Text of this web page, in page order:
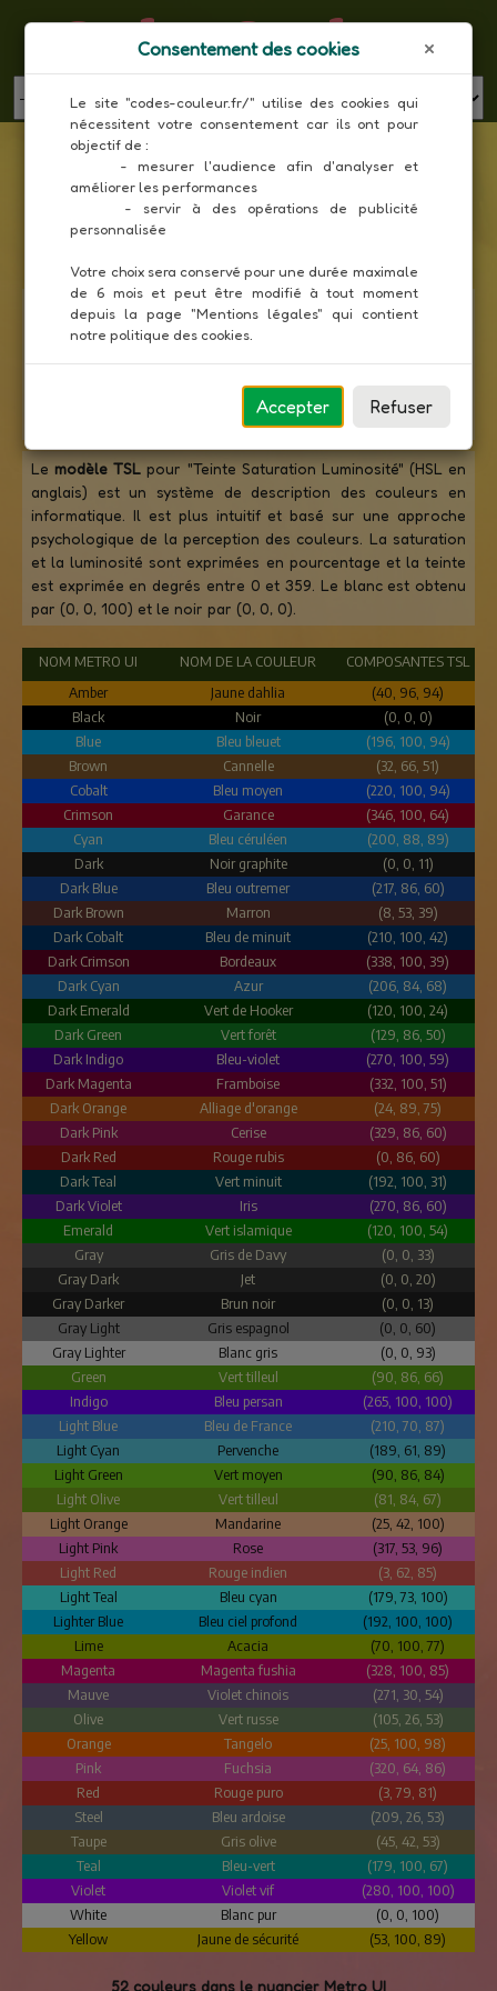
Codes Couleur
MENU
Liste des couleurs Metro UI en composantes
TSL
Toutes les couleurs
Metro UI
(User Interface) ou Modern UI désigne un langage
de conception créé par Microsoft et axé davantage sur la
52 couleurs vives et désaturées font ressortir les formes
Le modèle TSL pour "Teinte Saturation Luminosité" (HSL en
anglais) est un système de description des couleurs en
informatique. Il est plus intuitif et basé sur une approche
psychologique de la perception des couleurs. La saturation
et la luminosité sont exprimées en pourcentage et la teinte
est exprimée en degrés entre 0 et 359. Le blanc est obtenu
par (0, 0, 100) et le noir par (0, 0, 0).
NOM METRO UI NOM DE LA COULEUR
COMPOSANTES TSL
Amber
Jaune dahlia
(40, 96, 94)
Black
Noir
(0, 0, 0)
Blue
Bleu bleuet
(196, 100, 94)
Brown
Cannelle
(32, 66, 51)
Cobalt
Bleu moyen
(220, 100, 94)
Crimson
Garance
(346, 100, 64)
Cyan
Bleu céruléen
(200, 88, 89)
Dark
Noir graphite
(0, 0, 11)
Dark Blue
Bleu outremer
(217, 86, 60)
Dark Brown
Marron
(8, 53, 39)
Dark Cobalt
Bleu de minuit
(210, 100, 42)
Dark Crimson
Bordeaux
(338, 100, 39)
Dark Cyan
Azur
(206, 84, 68)
Dark Emerald
Vert de Hooker
(120, 100, 24)
Dark Green
Vert forêt
(129, 86, 50)
Dark Indigo
Bleu-violet
(270, 100, 59)
Dark Magenta
Framboise
(332, 100, 51)
Dark Orange
Alliage d'orange
(24, 89, 75)
Dark Pink
Cerise
(329, 86, 60)
Dark Red
Rouge rubis
(0, 86, 60)
Dark Teal
Vert minuit
(192, 100, 31)
Dark Violet
Iris
(270, 86, 60)
Emerald
Vert islamique
(120, 100, 54)
Gray
Gris de Davy
(0, 0, 33)
Gray Dark
Jet
(0, 0, 20)
Gray Darker
Brun noir
(0, 0, 13)
Gray Light
Gris espagnol
(0, 0, 60)
Gray Lighter
Blanc gris
(0, 0, 93)
Green
Vert tilleul
(90, 86, 66)
Indigo
Bleu persan
(265, 100, 100)
Light Blue
Bleu de France
(210, 70, 87)
Light Cyan
Pervenche
(189, 61, 89)
Light Green
Vert moyen
(90, 86, 84)
Light Olive
Vert tilleul
(81, 84, 67)
Light Orange
Mandarine
(25, 42, 100)
Light Pink
Rose
(317, 53, 96)
Light Red
Rouge indien
(3, 62, 85)
Light Teal
Bleu cyan
(179, 73, 100)
Lighter Blue
Bleu ciel profond
(192, 100, 100)
Lime
Acacia
(70, 100, 77)
Magenta
Magenta fushia
(328, 100, 85)
Mauve
Violet chinois
(271, 30, 54)
Olive
Vert russe
(105, 26, 53)
Orange
Tangelo
(25, 100, 98)
Pink
Fuchsia
(320, 64, 86)
Red
Rouge puro
(3, 79, 81)
Steel
Bleu ardoise
(209, 26, 53)
Taupe
Gris olive
(45, 42, 53)
Teal
Bleu-vert
(179, 100, 67)
Violet
Violet vif
(280, 100, 100)
White
Blanc pur
(0, 0, 100)
Yellow
Jaune de sécurité (53, 100, 89)
52 couleurs dans le nuancier Metro UI
Consentement des cookies
Le site "codes-couleur.fr/" utilise des cookies qui
nécessitent votre consentement car ils ont pour
objectif de :
améliorer les performances
     - servir à des opérations de publicité
personnalisée
Votre choix sera conservé pour une durée maximale
de 6 mois et peut être modifié à tout moment
depuis la page "Mentions légales" qui contient
notre politique des cookies.
Accepter Refuser